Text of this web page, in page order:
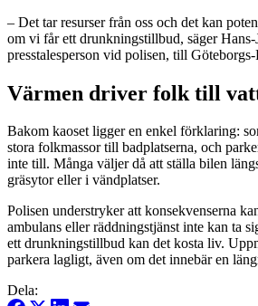
– Det tar resurser från oss och det kan
om vi får ett drunkningstillbud, säger Hans-
presstalesperson vid polisen, till Göteborgs-
Värmen driver folk till
Bakom kaoset ligger en enkel förklaring:
stora folkmassor till badplatserna, och
inte till. Många väljer då att ställa bilen
gräsytor eller i vändplatser.
Polisen understryker att konsekvenserna
ambulans eller räddningstjänst inte kan ta
ett drunkningstillbud kan det kosta liv.
parkera lagligt, även om det innebär en
Dela: